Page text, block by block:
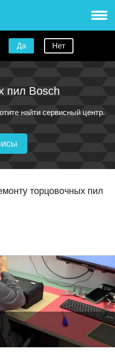
Да Нет
пил Bosch
найти сервисный центр.
торцовочных пил